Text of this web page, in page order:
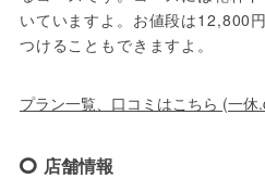
いていますよ。お値段は12,800
つけることもできますよ。
プラン一覧、口コミはこちら (一休
店舗情報